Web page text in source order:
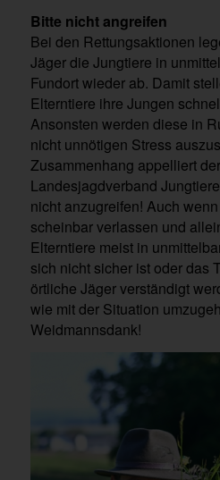
Bitte nicht angreifen
Bei den Rettungsaktionen
Jäger die Jungtiere in
Fundort wieder ab. Damit
Elterntiere ihre Jungen
Ansonsten werden diese in
nicht unnötigen Stress
Zusammenhang appelliert
Landesjagdverband
nicht anzugreifen! Auch
scheinbar verlassen und
Elterntiere meist in
sich nicht sicher ist oder das
örtliche Jäger verständigt
wie mit der Situation
Weidmannsdank!